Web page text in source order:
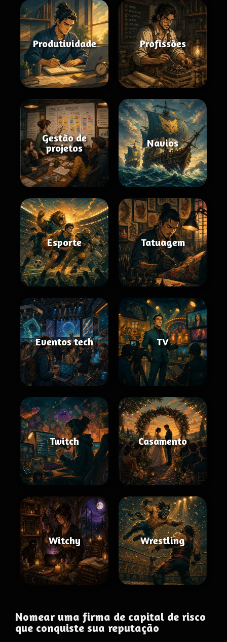
Produtividade Profissões
Gestão de
projetos
Navios
Esporte Tatuagem
Eventos tech TV
Twitch Casamento
Witchy Wrestling
Nomear uma firma de capital de risco
que conquiste sua reputação